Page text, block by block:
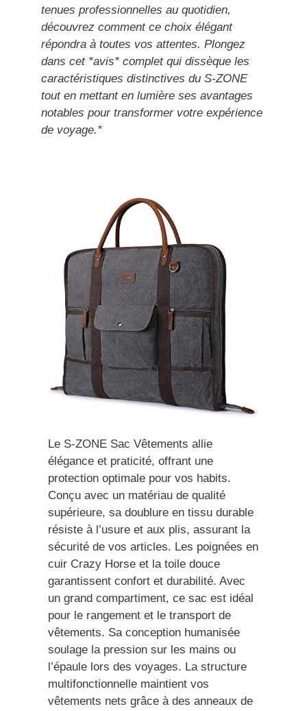
tenues professionnelles au quotidien,
découvrez comment ce choix élégant
répondra à toutes vos attentes. Plongez
dans cet *avis* complet qui dissèque les
caractéristiques distinctives du S-ZONE
tout en mettant en lumière ses avantages
notables pour transformer votre expérience
de voyage.*
Le S-ZONE Sac Vêtements allie
élégance et praticité, offrant une
protection optimale pour vos habits.
Conçu avec un matériau de qualité
supérieure, sa doublure en tissu durable
résiste à l’usure et aux plis, assurant la
sécurité de vos articles. Les poignées en
cuir Crazy Horse et la toile douce
garantissent confort et durabilité. Avec
un grand compartiment, ce sac est idéal
pour le rangement et le transport de
vêtements. Sa conception humanisée
soulage la pression sur les mains ou
l’épaule lors des voyages. La structure
multifonctionnelle maintient vos
vêtements nets grâce à des anneaux de